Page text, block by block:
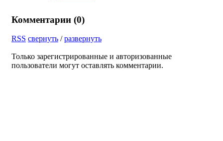
Комментарии (0)
RSS свернуть /развернуть
Только зарегистрированные и авторизованные
пользователи могут оставлять комментарии.